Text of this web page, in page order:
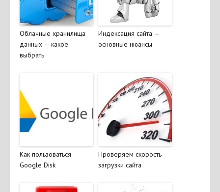
Облачные хранилища
данных — какое
выбрать
Индексация сайта —
основные нюансы
Как пользоваться
Google Disk
Проверяем скорость
загрузки сайта